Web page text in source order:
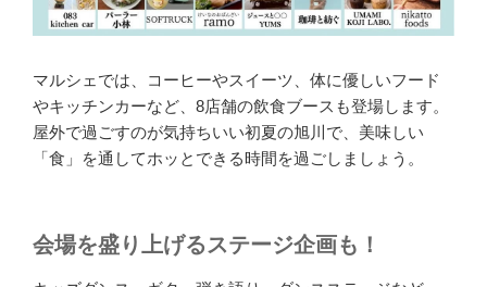
マルシェでは、コーヒーやスイーツ、体に優しいフード
やキッチンカーなど、8店舗の飲食ブースも登場します。
屋外で過ごすのが気持ちいい初夏の旭川で、美味しい
「食」を通してホッとできる時間を過ごしましょう。
会場を盛り上げるステージ企画も！